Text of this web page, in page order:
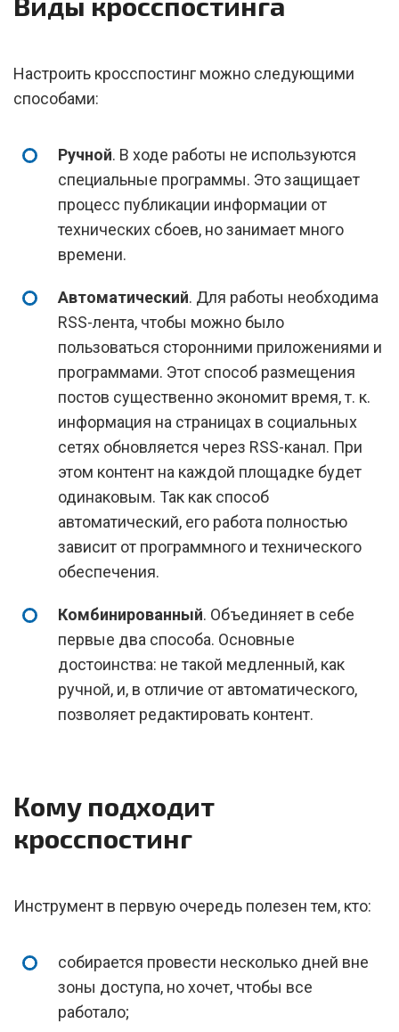
Настроить кросспостинг можно следующими
способами:
Ручной. В ходе работы не используются
специальные программы. Это защищает
процесс публикации информации от
технических сбоев, но занимает много
времени.
Автоматический. Для работы необходима
RSS-лента, чтобы можно было
пользоваться сторонними приложениями и
программами. Этот способ размещения
постов существенно экономит время, т. к.
информация на страницах в социальных
сетях обновляется через RSS-канал. При
этом контент на каждой площадке будет
одинаковым. Так как способ
автоматический, его работа полностью
зависит от программного и технического
обеспечения.
Комбинированный. Объединяет в себе
первые два способа. Основные
достоинства: не такой медленный, как
ручной, и, в отличие от автоматического,
позволяет редактировать контент.
Кому подходит
кросспостинг
Инструмент в первую очередь полезен тем, кто:
собирается провести несколько дней вне
зоны доступа, но хочет, чтобы все
работало;